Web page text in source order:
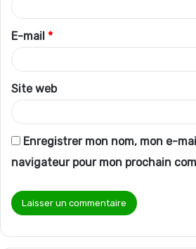
i
r
e
*
E-mail *
Site web
Enregistrer mon nom, mon e-
navigateur pour mon prochain